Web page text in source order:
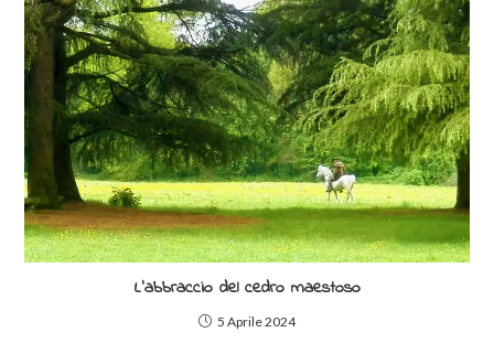
L’abbraccio del cedro maestoso
5 Aprile 2024